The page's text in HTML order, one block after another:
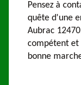
Pensez à
quête d'une
Aubrac
compétent et
bonne